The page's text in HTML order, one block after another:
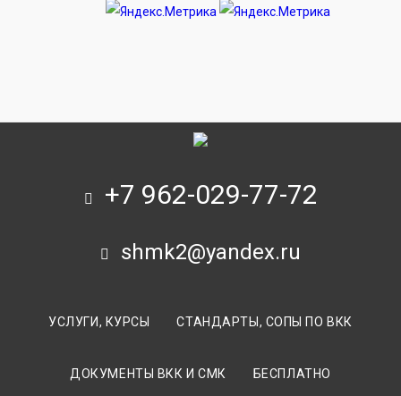
+7 962-029-77-72
shmk2@yandex.ru
УСЛУГИ, КУРСЫ СТАНДАРТЫ, СОПЫ ПО ВКК
ДОКУМЕНТЫ ВКК И СМК БЕСПЛАТНО